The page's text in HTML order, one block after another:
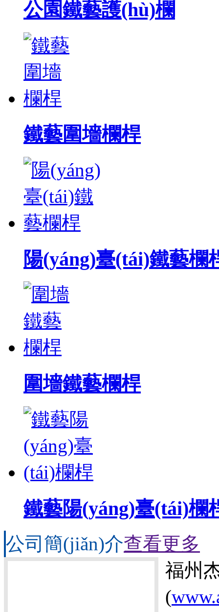
公園鐵藝護(hù)欄
鐵藝圍墻欄桿
陽(yáng)臺(tái)鐵藝欄
圍墻鐵藝欄桿
鐵藝陽(yáng)臺(tái)欄
公司簡(jiǎn)介查看更多
福州
(